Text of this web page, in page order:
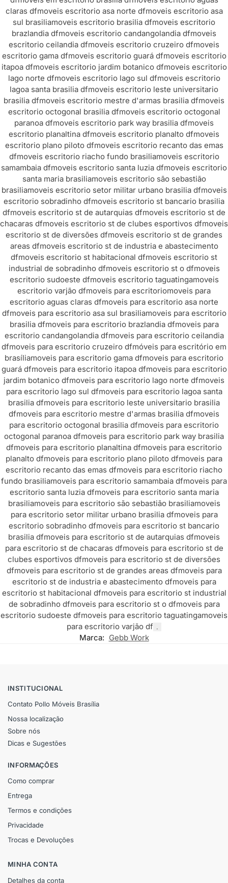
claras dfmoveis escritorio asa norte dfmoveis escritorio asa
sul brasiliamoveis escritorio brasilia dfmoveis escritorio
brazlandia dfmoveis escritorio candangolandia dfmoveis
escritorio ceilandia dfmoveis escritorio cruzeiro dfmoveis
escritorio gama dfmoveis escritorio guará dfmoveis escritorio
itapoa dfmoveis escritorio jardim botanico dfmoveis escritorio
lago norte dfmoveis escritorio lago sul dfmoveis escritorio
lagoa santa brasilia dfmoveis escritorio leste universitario
brasilia dfmoveis escritorio mestre d'armas brasilia dfmoveis
escritorio octogonal brasilia dfmoveis escritorio octogonal
paranoa dfmoveis escritorio park way brasilia dfmoveis
escritorio planaltina dfmoveis escritorio planalto dfmoveis
escritorio plano piloto dfmoveis escritorio recanto das emas
dfmoveis escritorio riacho fundo brasiliamoveis escritorio
samambaia dfmoveis escritorio santa luzia dfmoveis escritorio
santa maria brasiliamoveis escritorio são sebastião
brasiliamoveis escritorio setor militar urbano brasilia dfmoveis
escritorio sobradinho dfmoveis escritorio st bancario brasilia
dfmoveis escritorio st de autarquias dfmoveis escritorio st de
chacaras dfmoveis escritorio st de clubes esportivos dfmoveis
escritorio st de diversões dfmoveis escritorio st de grandes
areas dfmoveis escritorio st de industria e abastecimento
dfmoveis escritorio st habitacional dfmoveis escritorio st
industrial de sobradinho dfmoveis escritorio st o dfmoveis
escritorio sudoeste dfmoveis escritorio taguatingamoveis
escritorio varjão dfmoveis para escritoriomoveis para
escritorio aguas claras dfmoveis para escritorio asa norte
dfmoveis para escritorio asa sul brasiliamoveis para escritorio
brasilia dfmoveis para escritorio brazlandia dfmoveis para
escritorio candangolandia dfmoveis para escritorio ceilandia
dfmoveis para escritorio cruzeiro dfmóveis para escritório em
brasíliamoveis para escritorio gama dfmoveis para escritorio
guará dfmoveis para escritorio itapoa dfmoveis para escritorio
jardim botanico dfmoveis para escritorio lago norte dfmoveis
para escritorio lago sul dfmoveis para escritorio lagoa santa
brasilia dfmoveis para escritorio leste universitario brasilia
dfmoveis para escritorio mestre d'armas brasilia dfmoveis
para escritorio octogonal brasilia dfmoveis para escritorio
octogonal paranoa dfmoveis para escritorio park way brasilia
dfmoveis para escritorio planaltina dfmoveis para escritorio
planalto dfmoveis para escritorio plano piloto dfmoveis para
escritorio recanto das emas dfmoveis para escritorio riacho
fundo brasiliamoveis para escritorio samambaia dfmoveis para
escritorio santa luzia dfmoveis para escritorio santa maria
brasiliamoveis para escritorio são sebastião brasiliamoveis
para escritorio setor militar urbano brasilia dfmoveis para
escritorio sobradinho dfmoveis para escritorio st bancario
brasilia dfmoveis para escritorio st de autarquias dfmoveis
para escritorio st de chacaras dfmoveis para escritorio st de
clubes esportivos dfmoveis para escritorio st de diversões
dfmoveis para escritorio st de grandes areas dfmoveis para
escritorio st de industria e abastecimento dfmoveis para
escritorio st habitacional dfmoveis para escritorio st industrial
de sobradinho dfmoveis para escritorio st o dfmoveis para
escritorio sudoeste dfmoveis para escritorio taguatingamoveis
para escritorio varjão df
Marca: Gebb Work
INSTITUCIONAL
Contato Pollo Móveis Brasília
Nossa localização
Sobre nós
Dicas e Sugestões
INFORMAÇÕES
Como comprar
Entrega
Termos e condições
Privacidade
Trocas e Devoluções
MINHA CONTA
Detalhes da conta